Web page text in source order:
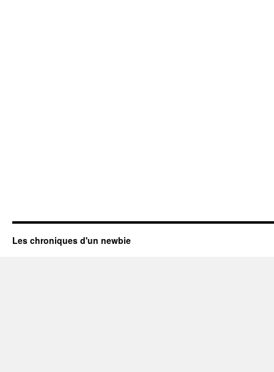
Les chroniques d'un newbie